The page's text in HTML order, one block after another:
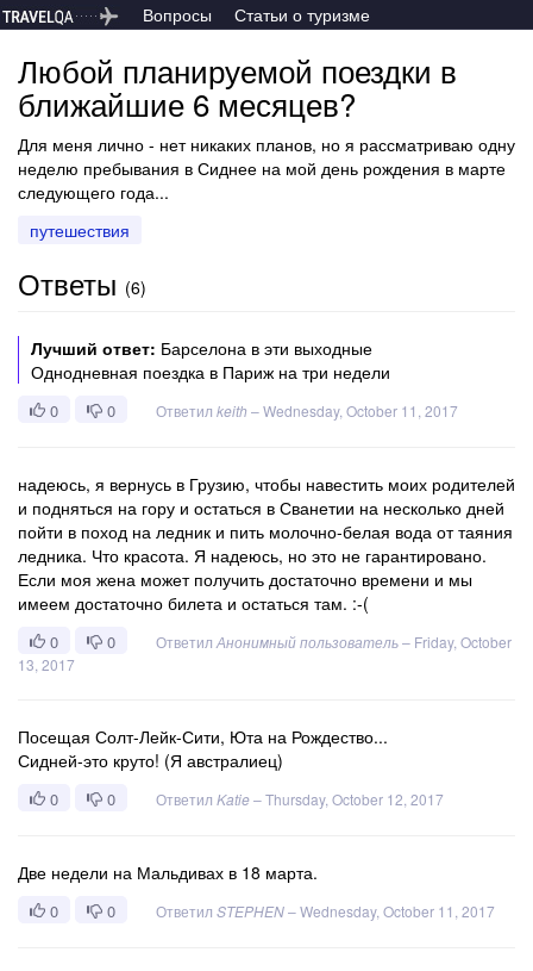
Вопросы Статьи о туризме
Любой планируемой поездки в
ближайшие 6 месяцев?
Для меня лично - нет никаких планов, но я рассматриваю одну
неделю пребывания в Сиднее на мой день рождения в марте
следующего года...
путешествия
Ответы (6)
Лучший ответ: Барселона в эти выходные
Однодневная поездка в Париж на три недели
0 0 Ответил keith –Wednesday, October 11, 2017
надеюсь, я вернусь в Грузию, чтобы навестить моих родителей
и подняться на гору и остаться в Сванетии на несколько дней
пойти в поход на ледник и пить молочно-белая вода от таяния
ледника. Что красота. Я надеюсь, но это не гарантировано.
Если моя жена может получить достаточно времени и мы
имеем достаточно билета и остаться там. :-(
0 0 Ответил Анонимный пользователь– Friday, October
13, 2017
Посещая Солт-Лейк-Сити, Юта на Рождество...
Сидней-это круто! (Я австралиец)
0 0 Ответил Katie–Thursday, October 12, 2017
Две недели на Мальдивах в 18 марта.
0 0 Ответил STEPHEN–Wednesday, October 11, 2017